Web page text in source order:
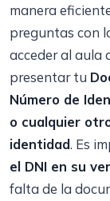
manera
preguntas con
acceder al aula
presentar tu
Número de
o cualquier
identidad. Es
el DNI en su
falta de la